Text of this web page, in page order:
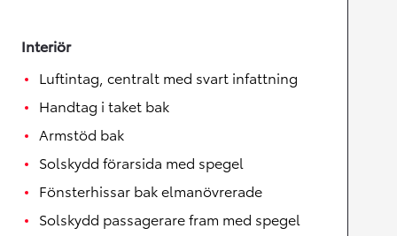
Interiör
Luftintag, centralt med svart infattning
Handtag i taket bak
Armstöd bak
Solskydd förarsida med spegel
Fönsterhissar bak elmanövrerade
Solskydd passagerare fram med spegel